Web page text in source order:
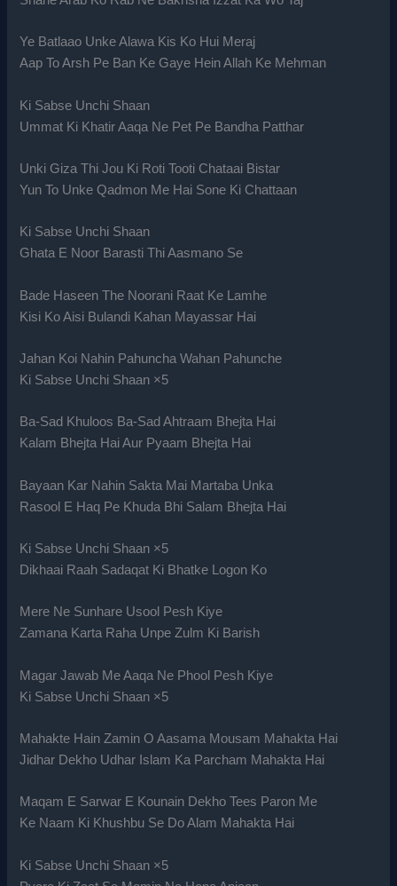
Ye Batlaao Unke Alawa Kis Ko Hui Meraj
Aap To Arsh Pe Ban Ke Gaye Hein Allah Ke Mehman
Ki Sabse Unchi Shaan
Ummat Ki Khatir Aaqa Ne Pet Pe Bandha Patthar
Unki Giza Thi Jou Ki Roti Tooti Chataai Bistar
Yun To Unke Qadmon Me Hai Sone Ki Chattaan
Ki Sabse Unchi Shaan
Ghata E Noor Barasti Thi Aasmano Se
Bade Haseen The Noorani Raat Ke Lamhe
Kisi Ko Aisi Bulandi Kahan Mayassar Hai
Jahan Koi Nahin Pahuncha Wahan Pahunche
Ki Sabse Unchi Shaan ×5
Ba-Sad Khuloos Ba-Sad Ahtraam Bhejta Hai
Kalam Bhejta Hai Aur Pyaam Bhejta Hai
Bayaan Kar Nahin Sakta Mai Martaba Unka
Rasool E Haq Pe Khuda Bhi Salam Bhejta Hai
Ki Sabse Unchi Shaan ×5
Dikhaai Raah Sadaqat Ki Bhatke Logon Ko
Mere Ne Sunhare Usool Pesh Kiye
Zamana Karta Raha Unpe Zulm Ki Barish
Magar Jawab Me Aaqa Ne Phool Pesh Kiye
Ki Sabse Unchi Shaan ×5
Mahakte Hain Zamin O Aasama Mousam Mahakta Hai
Jidhar Dekho Udhar Islam Ka Parcham Mahakta Hai
Maqam E Sarwar E Kounain Dekho Tees Paron Me
Ke Naam Ki Khushbu Se Do Alam Mahakta Hai
Ki Sabse Unchi Shaan ×5